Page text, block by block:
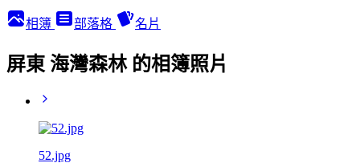
相簿 部落格 名片
屏東 海灣森林 的相簿照片
52.jpg